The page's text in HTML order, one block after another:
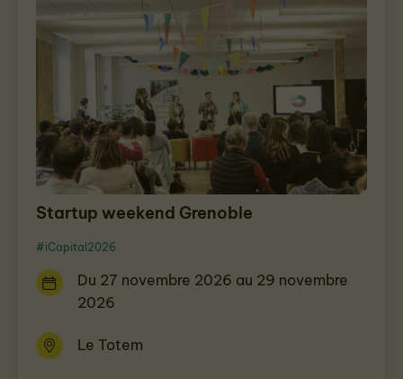
Startup weekend Grenoble
#iCapital2026
Du 27 novembre 2026 au 29 novembre
2026
Le Totem